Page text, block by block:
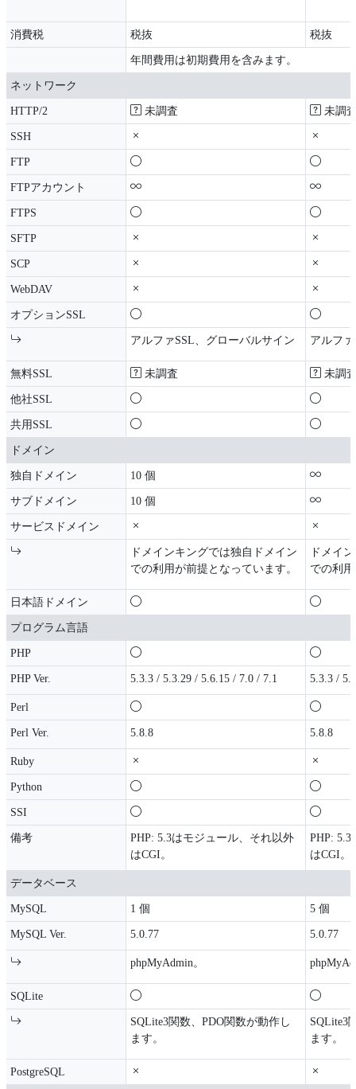
消費税 税抜 税抜
年間費用は初期費用を含みます。
ネットワーク
HTTP/2 未調査 未調
SSH
FTP
FTPアカウント
FTPS
SFTP
SCP
WebDAV
オプションSSL
アルファSSL、グローバルサイン アルフ
無料SSL 未調査 未調
他社SSL
共用SSL
ドメイン
独自ドメイン 10 個
サブドメイン 10 個
サービスドメイン
ドメインキングでは独自ドメイン
での利用が前提となっています。
ドメイ
での利
日本語ドメイン
プログラム言語
PHP
PHP Ver. 5.3.3 / 5.3.29 / 5.6.15 / 7.0 / 7.1 5.3.3 /
Perl
Perl Ver. 5.8.8 5.8.8
Ruby
Python
SSI
備考
PHP: 5.3はモジュール、それ以外
はCGI。
PHP:
はCGI。
データベース
MySQL 1 個 5 個
MySQL Ver. 5.0.77 5.0.77
phpMyAdmin。
SQLite
SQLite3関数、PDO関数が動作し
ます。
SQLite3
ます。
PostgreSQL